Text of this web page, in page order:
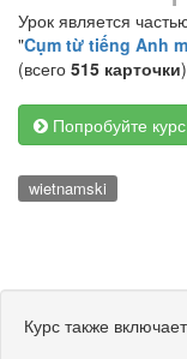
Урок является
"Cụm từ tiếng Anh
(всего 515 карточки)
Попробуйте
wietnamski
Курс также